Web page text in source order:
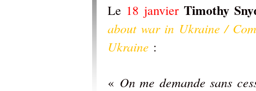
Le 18 janvier Timothy
about war in Ukraine /
Ukraine :
« On me demande sans